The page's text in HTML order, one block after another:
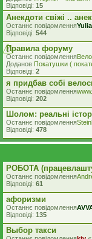
Відповіді: 15
Анекдоти свіжі ..
Останнє повідомлення
Відповіді: 544
Правила форуму
Останнє повідомлення
Доданов Покатушки (
Відповіді: 2
я придбав собі
Останнє повідомлення
Відповіді: 202
Шолом: реальні
Останнє повідомлення
Відповіді: 478
РОБОТА
Останнє повідомлення
Відповіді: 61
афоризми
Останнє повідомлення
Відповіді: 135
Выбор такси